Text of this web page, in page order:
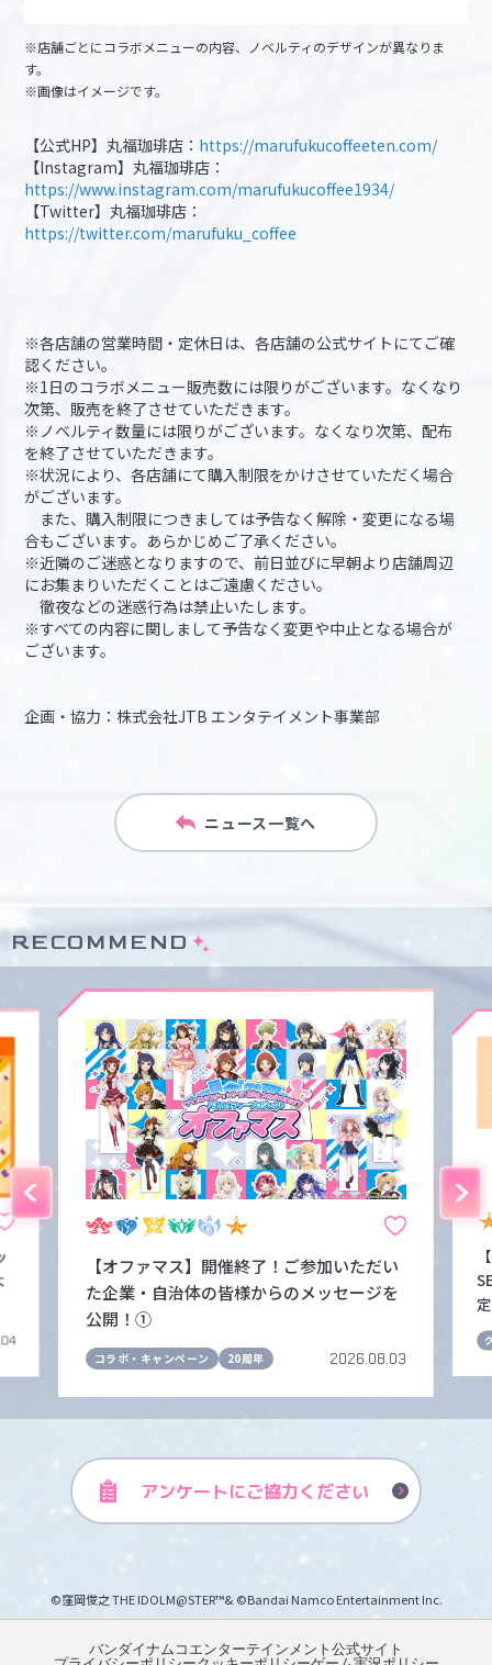
※店舗ごとにコラボメニューの内容、ノベルティのデザインが異なりま
す。
※画像はイメージです。
【公式HP】丸福珈琲店： https://marufukucoffeeten.com/
【Instagram】丸福珈琲店：
https://www.instagram.com/marufukucoffee1934/
【Twitter】丸福珈琲店：
https://twitter.com/marufuku_coffee
※各店舗の営業時間・定休日は、各店舗の公式サイトにてご確
認ください。
※1日のコラボメニュー販売数には限りがございます。なくなり
次第、販売を終了させていただきます。
※ノベルティ数量には限りがございます。なくなり次第、配布
を終了させていただきます。
※状況により、各店舗にて購入制限をかけさせていただく場合
がございます。
また、購入制限につきましては予告なく解除・変更になる場
合もございます。あらかじめご了承ください。
※近隣のご迷惑となりますので、前日並びに早朝より店舗周辺
にお集まりいただくことはご遠慮ください。
徹夜などの迷惑行為は禁止いたします。
※すべての内容に関しまして予告なく変更や中止となる場合が
ございます。
企画・協力：株式会社JTB エンタテイメント事業部
ニュース一覧へ
RECOMMEND
【オファマス】開催終了！ご参加いただい
た企業・自治体の皆様からのメッセージを
公開！①
コラボ・キャンペーン 20周年 2026.08.03
アンケートにご協力ください
©窪岡俊之 THE IDOLM@STER™& ©Bandai Namco Entertainment Inc.
バンダイナムコエンターテインメント公式サイト